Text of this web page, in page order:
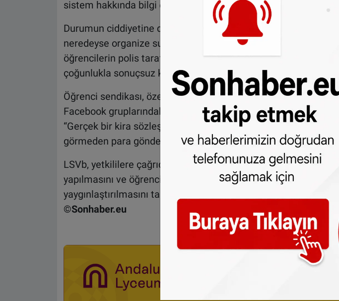
sistem hakkında bilgi eksikliği nedeniyle bu tür tuzaklara daha
Durumun ciddiyetine dikkat çeken LSVb Başkanı Abdelkader
neredeyse organize suç seviyesine ulaştı” dedi. Karbache,
öğrencilerin polis tarafından yeterince ciddiye alınmadığını,
çoğunlukla sonuçsuz kaldığını vurguladı.
Öğrenci sendikası, özellikle sosyal medya, bağımsız kiralama
Facebook gruplarındaki oda ilanlarına karşı uyarılarda
“Gerçek bir kira sözleşmesi görmeden hiçbir ödeme
görmeden para göndermek büyük risk” ifadelerini kullandı.
LSVb, yetkililere çağrıda bulunarak barınma piyasasında daha
yapılmasını ve öğrencilere yönelik bilgilendirme
yaygınlaştırılmasını talep ediyor.
©Sonhaber.eu